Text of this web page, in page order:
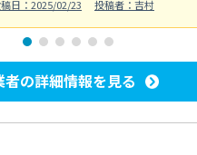
日：2025/02/23 投稿者：吉村
者の詳細情報を見る